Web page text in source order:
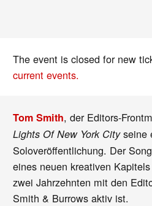
The event is closed for new
current events.
Tom Smith, der Editors-
Lights Of New York Cityseine
Soloveröffentlichung. Der
eines neuen kreativen
zwei Jahrzehnten mit den
Smith & Burrows aktiv ist.